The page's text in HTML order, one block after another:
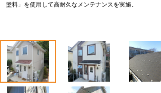
塗料」を使用して高耐久なメンテナンスを実施。
1 2 3